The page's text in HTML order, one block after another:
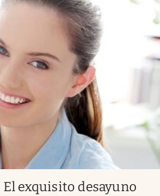
El exquisito desayuno